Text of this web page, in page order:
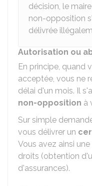
décision, le
non-opposition
délivrée
Autorisation ou
En principe, quand
acceptée, vous ne
délai d'un mois. Il
non-opposition à
Sur simple
vous délivrer un
Vous avez ainsi
droits (obtention
d'assurances).